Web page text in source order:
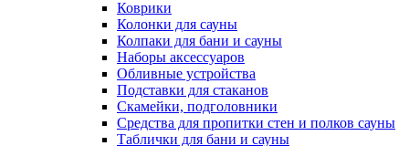
Коврики
Колонки для сауны
Колпаки для бани и сауны
Наборы аксессуаров
Обливные устройства
Подставки для стаканов
Скамейки, подголовники
Средства для пропитки стен и полков сауны
Таблички для бани и сауны